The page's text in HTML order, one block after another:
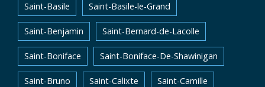
Saint-Basile Saint-Basile-le-Grand
Saint-Benjamin Saint-Bernard-de-Lacolle
Saint-Boniface Saint-Boniface-De-Shawinigan
Saint-Bruno Saint-Calixte Saint-Camille